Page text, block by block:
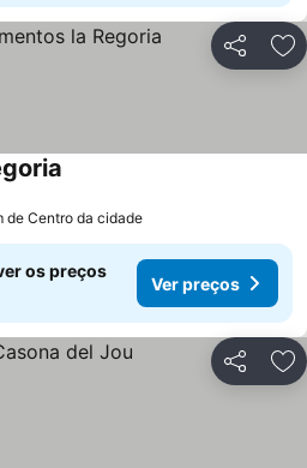
Partilhar
de Centro da cidade
os preços
Ver preços
Partilhar